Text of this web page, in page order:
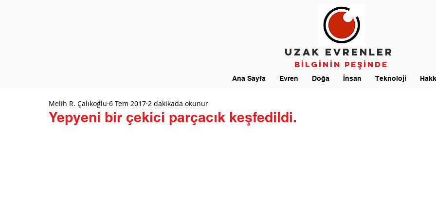
UZAK EVRENLER
Bİlgİnİn Peşİnde
Ana Sayfa Evren Doğa İnsan Teknoloji
Yepyeni bir çekici parçacık keşfedildi.
Melih R. Çalıkoğlu 6 Tem 2017 2 dakikada okunur